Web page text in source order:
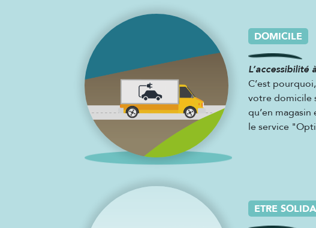
DOMICILE
C’est
votre domicile
qu’en
le service
ETRE